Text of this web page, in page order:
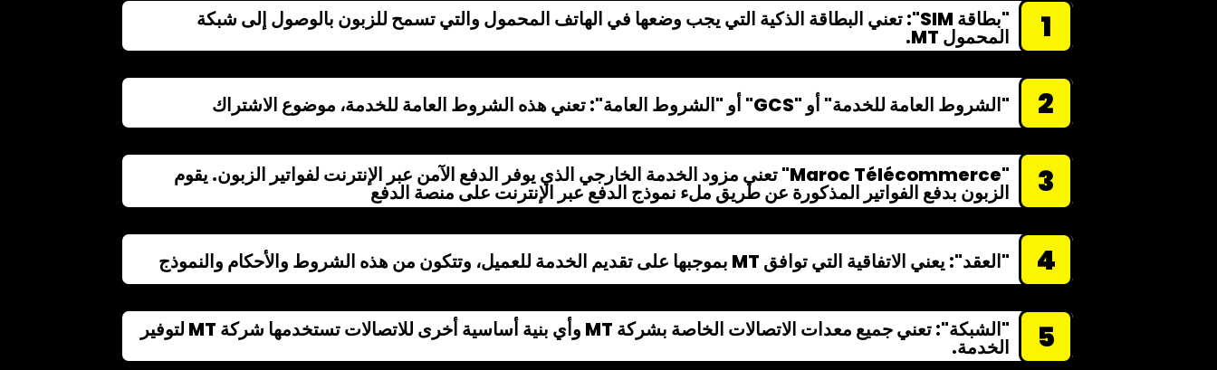
1 "بطاقة SIM": تعني البطاقة الذكية التي يجب وضعها في الهاتف المحمول والتي تسمح للزبون بالوصول إلى شبكة
المحمول MT.
2 "الشروط العامة للخدمة" أو "GCS" أو "الشروط العامة": تعني هذه الشروط العامة للخدمة، موضوع الاشتراك
3 "Maroc Télécommerce" تعني مزود الخدمة الخارجي الذي يوفر الدفع الآمن عبر الإنترنت لفواتير الزبون. يقوم
الزبون بدفع الفواتير المذكورة عن طريق ملء نموذج الدفع عبر الإنترنت على منصة الدفع
4 "العقد": يعني الاتفاقية التي توافق MT بموجبها على تقديم الخدمة للعميل، وتتكون من هذه الشروط والأحكام والنموذج
5 "الشبكة": تعني جميع معدات الاتصالات الخاصة بشركة MT وأي بنية أساسية أخرى للاتصالات تستخدمها شركة MT لتوفير
الخدمة.